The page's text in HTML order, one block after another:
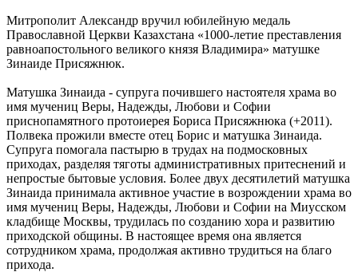
Митрополит Александр вручил юбилейную медаль
Православной Церкви Казахстана «1000-летие преставления
равноапостольного великого князя Владимира» матушке
Зинаиде Присяжнюк.
Матушка Зинаида - супруга почившего настоятеля храма во
имя мучениц Веры, Надежды, Любови и Софии
приснопамятного протоиерея Бориса Присяжнюка (+2011).
Полвека прожили вместе отец Борис и матушка Зинаида.
Супруга помогала пастырю в трудах на подмосковных
приходах, разделяя тяготы административных притеснений и
непростые бытовые условия. Более двух десятилетий матушка
Зинаида принимала активное участие в возрождении храма во
имя мучениц Веры, Надежды, Любови и Софии на Миусском
кладбище Москвы, трудилась по созданию хора и развитию
приходской общины. В настоящее время она является
сотрудником храма, продолжая активно трудиться на благо
прихода.